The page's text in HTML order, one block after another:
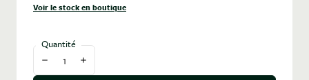
Voir le stock en boutique
Quantité
Diminuer la quantité
Augmenter la quantité